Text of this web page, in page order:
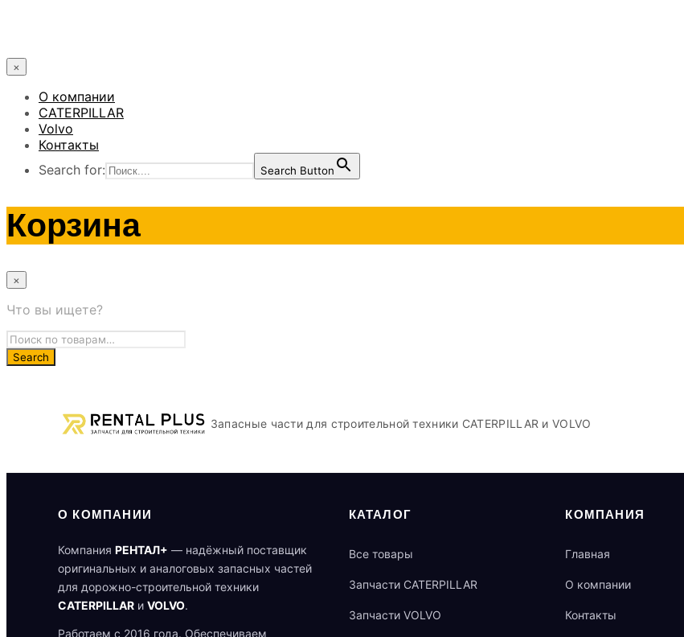
×
О компании
CATERPILLAR
Volvo
Контакты
Search for:
Search Button
Корзина
×
Что вы ищете?
Запасные части для строительной техники CATERPILLAR и VOLVO
О КОМПАНИИ
Компания РЕНТАЛ+ — надёжный поставщик
оригинальных и аналоговых запасных частей
для дорожно-строительной техники
CATERPILLAR и VOLVO.
Работаем с 2016 года. Обеспечиваем
КАТАЛОГ
Все товары
Запчасти CATERPILLAR
Запчасти VOLVO
КОМПАНИЯ
Главная
О компании
Контакты